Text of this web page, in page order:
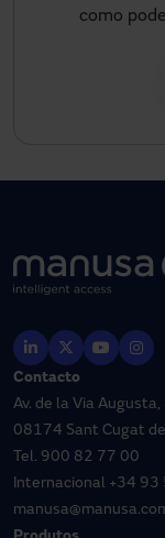
como
Contacto
Av. de la Via
08174 Sant Cugat
Tel. 900 82 77 00
Internacional +34 93